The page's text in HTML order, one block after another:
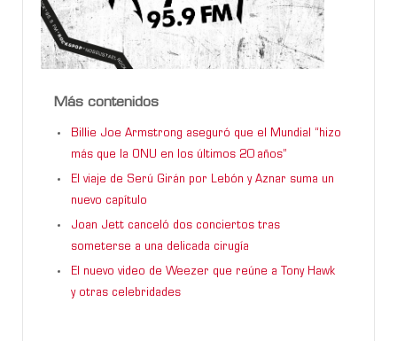
Más contenidos
Billie Joe Armstrong aseguró que el Mundial “hizo
más que la ONU en los últimos 20 años”
El viaje de Serú Girán por Lebón y Aznar suma un
nuevo capítulo
Joan Jett canceló dos conciertos tras
someterse a una delicada cirugía
El nuevo video de Weezer que reúne a Tony Hawk
y otras celebridades